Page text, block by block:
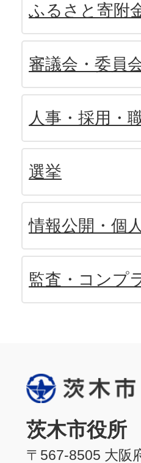
ふるさと寄附
審議会・委員
人事・採用・
選挙
情報公開・個
監査・コンプ
茨木市役所
〒567-8505 大阪